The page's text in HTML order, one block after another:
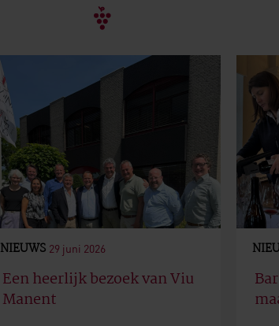
NIEUWS 29 juni 2026
Een heerlijk bezoek van Viu
Manent